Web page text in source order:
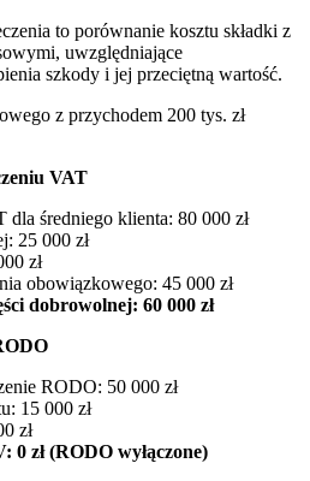
to porównanie kosztu składki z
uwzględniające
szkody i jej przeciętną wartość.
z przychodem 200 tys. zł
VAT
dla średniego klienta: 80 000 zł
25 000 zł
zł
obowiązkowego: 45 000 zł
dobrowolnej: 60 000 zł
RODO: 50 000 zł
15 000 zł
zł
0 zł (RODO wyłączone)